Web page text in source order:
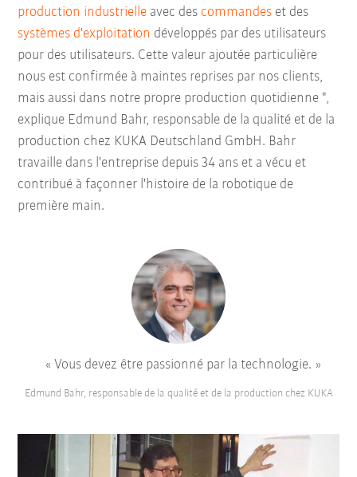
production industrielle avec des commandes et des
systèmes d'exploitation développés par des utilisateurs
pour des utilisateurs. Cette valeur ajoutée particulière
nous est confirmée à maintes reprises par nos clients,
mais aussi dans notre propre production quotidienne ",
explique Edmund Bahr, responsable de la qualité et de la
production chez KUKA Deutschland GmbH. Bahr
travaille dans l'entreprise depuis 34 ans et a vécu et
contribué à façonner l'histoire de la robotique de
première main.
Vous devez être passionné par la technologie.
Edmund Bahr, responsable de la qualité et de la production chez KUKA